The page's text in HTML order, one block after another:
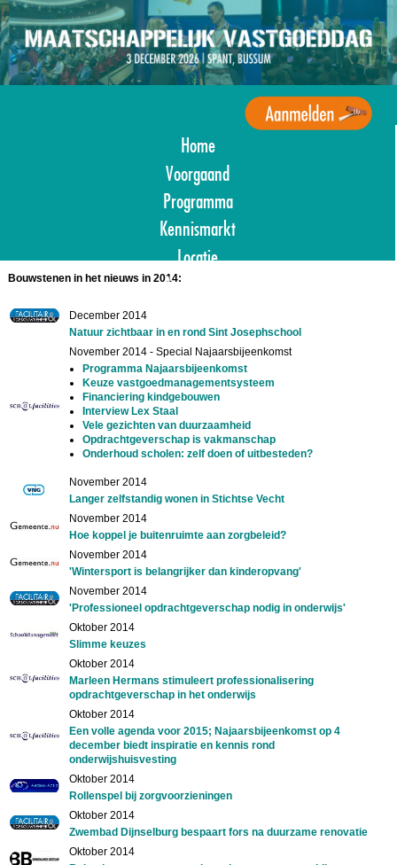
Overslaan
en
naar
de
inhoud
gaan
Home
Voorgaand
Programma
Kennismarkt
Locatie
Aanmelden
Bouwstenen in het nieuws in 2014:
December 2014
Natuur zichtbaar in en rond Sint Josephschool
November 2014 - Special Najaarsbijeenkomst
Programma Najaarsbijeenkomst
Keuze vastgoedmanagementsysteem
Financiering kindgebouwen
Interview Lex Staal
Vele gezichten van duurzaamheid
Opdrachtgeverschap is vakmanschap
Onderhoud scholen: zelf doen of uitbesteden?
November 2014
Langer zelfstandig wonen in Stichtse Vecht
November 2014
Hoe koppel je buitenruimte aan zorgbeleid?
November 2014
'Wintersport is belangrijker dan kinderopvang'
November 2014
'Professioneel opdrachtgeverschap nodig in onderwijs'
Oktober 2014
Slimme keuzes
Oktober 2014
Marleen Hermans stimuleert professionalisering
opdrachtgeverschap in het onderwijs
Oktober 2014
Een volle agenda voor 2015; Najaarsbijeenkomst op 4
december biedt inspiratie en kennis rond
onderwijshuisvesting
Oktober 2014
Rollenspel bij zorgvoorzieningen
Oktober 2014
Zwembad Dijnselburg bespaart fors na duurzame renovatie
Oktober 2014